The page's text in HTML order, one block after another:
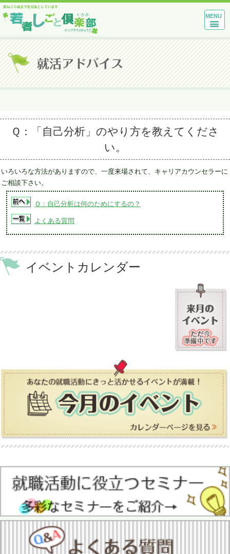
MENU
Ｑ：「自己分析」のやり方を教えてくださ
い。
いろいろな方法がありますので、一度来場されて、キャリアカウンセラーに
ご相談下さい。
Ｑ：自己分析は何のためにするの？
よくある質問
イベントカレンダー